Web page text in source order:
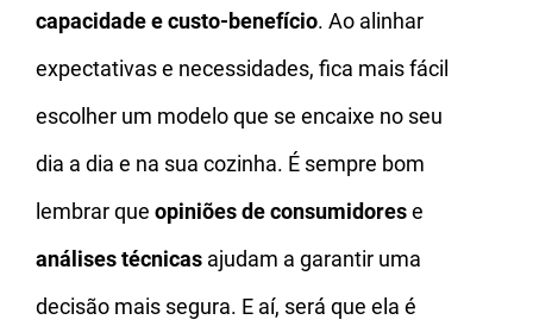
capacidade e custo-benefício. Ao alinhar
expectativas e necessidades, fica mais fácil
escolher um modelo que se encaixe no seu
dia a dia e na sua cozinha. É sempre bom
lembrar que opiniões de consumidorese
análises técnicas ajudam a garantir uma
decisão mais segura. E aí, será que ela é